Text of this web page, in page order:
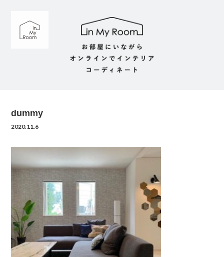
dummy
2020.11.6